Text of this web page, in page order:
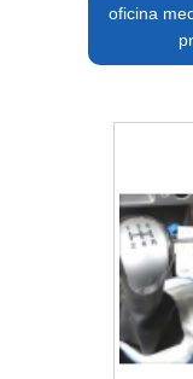
oficina